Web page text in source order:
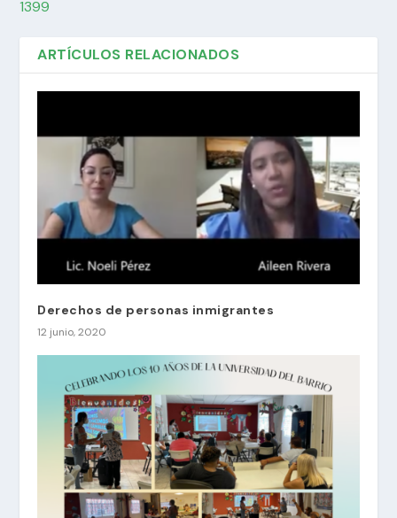
1399
ARTÍCULOS RELACIONADOS
Derechos de personas inmigrantes
12 junio, 2020